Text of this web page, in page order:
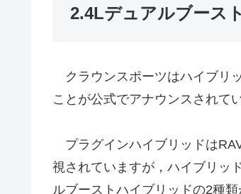
2.4Lデュアルブース
クラウンスポーツはハイブリ
ことが公式でアナウンスされて
プラグインハイブリッドは
視されていますが，ハイブリッ
ルブーストハイブリッドの2種